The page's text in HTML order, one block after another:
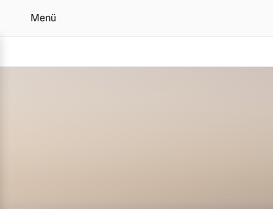
Der Volvo XC90 | Alle
Menü